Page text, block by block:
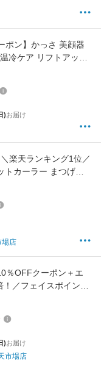
ポン】かっさ 美顔器
冷ケア リフトアップ
フェイスライン すっ
かっさ 多機能 たるみ
サージ ギフト ANLAN
)お届け
楽天ランキング1位／
トカーラー まつげカ
ー まつ毛カーラー
ビューラー まつ毛ビ
シュ ビューラー まつ
ール 持ち運び
場店
％OFFクーポン＋エ
！／フェイスポインタ
美顔器 MYTREX
ケア マッサージガン
イジングケア ほうれ
き上げ ハリ 頭皮 デ
)お届け
市場店